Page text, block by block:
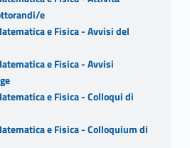
e
e Fisica - Avvisi del
e Fisica - Avvisi
e Fisica - Colloqui di
e Fisica - Colloquium di